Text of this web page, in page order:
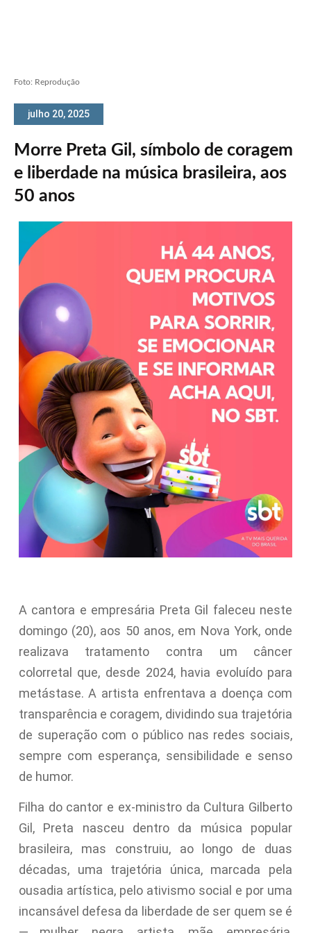
Foto: Reprodução
julho 20, 2025
Morre Preta Gil, símbolo de coragem
e liberdade na música brasileira, aos
50 anos
A cantora e empresária Preta Gil faleceu neste
domingo (20), aos 50 anos, em Nova York, onde
realizava tratamento contra um câncer
colorretal que, desde 2024, havia evoluído para
metástase. A artista enfrentava a doença com
transparência e coragem, dividindo sua trajetória
de superação com o público nas redes sociais,
sempre com esperança, sensibilidade e senso
de humor.
Filha do cantor e ex-ministro da Cultura Gilberto
Gil, Preta nasceu dentro da música popular
brasileira, mas construiu, ao longo de duas
décadas, uma trajetória única, marcada pela
ousadia artística, pelo ativismo social e por uma
incansável defesa da liberdade de ser quem se é